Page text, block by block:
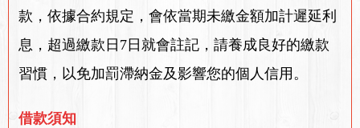
款，依據合約規定，會依當期未繳金額加計遲延利
息，超過繳款日7日就會註記，請養成良好的繳款
習慣，以免加罰滯納金及影響您的個人信用。
借款須知